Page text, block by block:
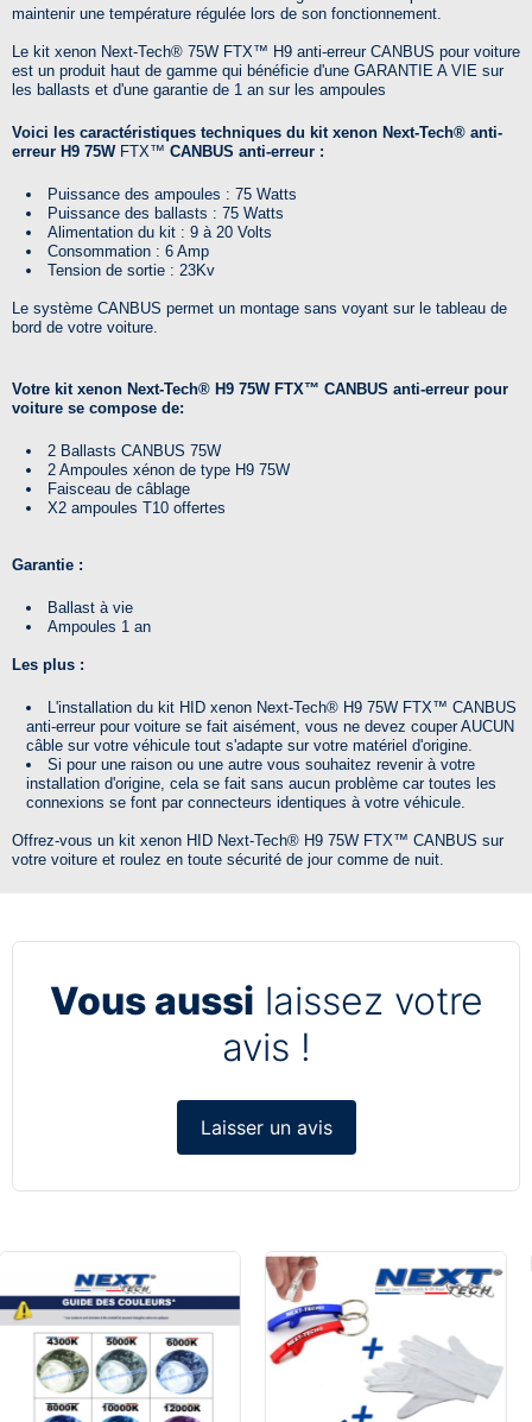
maintenir une température régulée lors de son fonctionnement.
Le kit xenon Next-Tech® 75W FTX™ H9 anti-erreur CANBUS pour voiture
est un produit haut de gamme qui bénéficie d'une GARANTIE A VIE sur
les ballasts et d'une garantie de 1 an sur les ampoules
Voici les caractéristiques techniques du kit xenon Next-Tech® anti-
erreur H9 75W FTX™ CANBUS anti-erreur :
Puissance des ampoules : 75 Watts
Puissance des ballasts : 75 Watts
Alimentation du kit : 9 à 20 Volts
Consommation : 6 Amp
Tension de sortie : 23Kv
Le système CANBUS permet un montage sans voyant sur le tableau de
bord de votre voiture.
Votre kit xenon Next-Tech® H9 75W FTX™ CANBUS anti-erreur pour
voiture se compose de:
2 Ballasts CANBUS 75W
2 Ampoules xénon de type H9 75W
Faisceau de câblage
X2 ampoules T10 offertes
Garantie :
Ballast à vie
Ampoules 1 an
Les plus :
L'installation du kit HID xenon Next-Tech® H9 75W FTX™ CANBUS
anti-erreur pour voiture se fait aisément, vous ne devez couper AUCUN
câble sur votre véhicule tout s'adapte sur votre matériel d'origine.
Si pour une raison ou une autre vous souhaitez revenir à votre
installation d'origine, cela se fait sans aucun problème car toutes les
connexions se font par connecteurs identiques à votre véhicule.
Offrez-vous un kit xenon HID Next-Tech® H9 75W FTX™ CANBUS sur
votre voiture et roulez en toute sécurité de jour comme de nuit.
Vous aussi laissez votre
avis !
Laisser un avis